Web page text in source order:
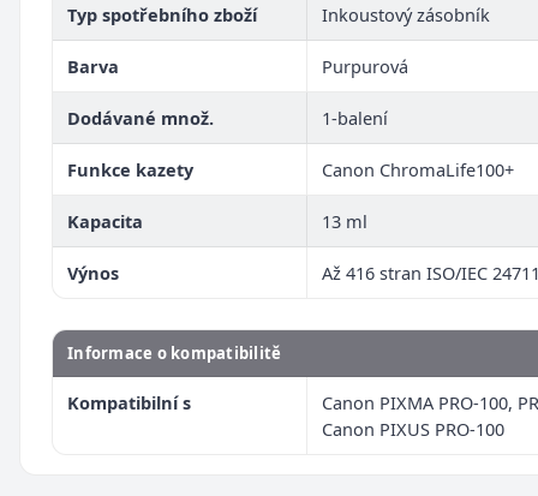
Typ spotřebního zboží Inkoustový zásobník
Barva Purpurová
Dodávané množ. 1-balení
Funkce kazety Canon ChromaLife100+
Kapacita 13 ml
Výnos Až 416 stran ISO/IEC
Informace o kompatibilitě
Kompatibilní s
Canon PIXMA PRO-100,
Canon PIXUS PRO-100